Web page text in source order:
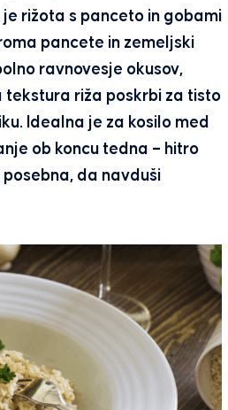
rižota s panceto in gobami
pancete in zemeljski
ravnovesje okusov,
riža poskrbi za tisto
Idealna je za kosilo med
ob koncu tedna – hitro
da navduši